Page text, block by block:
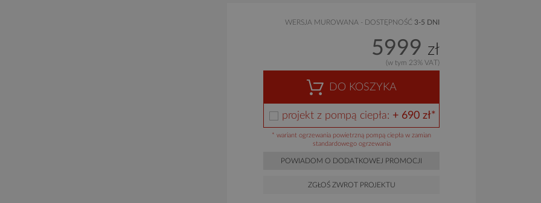
WERSJA MUROWANA - DOSTĘPNOŚĆ 3-5 DNI
5999 zł
(w tym 23% VAT)
DO KOSZYKA
projekt z pompą ciepła: + 690 zł*
* wariant ogrzewania powietrzną pompą ciepła w zamian
standardowego ogrzewania
POWIADOM O DODATKOWEJ PROMOCJI
ZGŁOŚ ZWROT PROJEKTU